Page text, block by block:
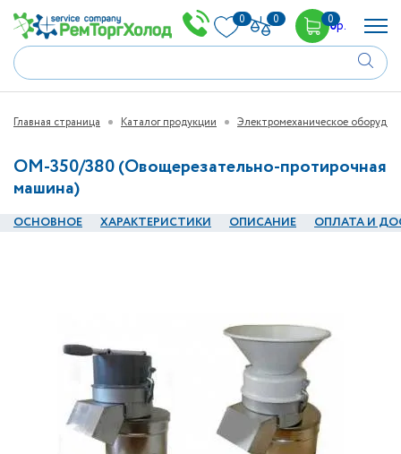
0 0 00р.
Главная страница Каталог продукции Электромеханическое
ОМ-350/380 (Овощерезательно-протирочная
машина)
ОСНОВНОЕ ХАРАКТЕРИСТИКИ ОПИСАНИЕ ОПЛАТА И